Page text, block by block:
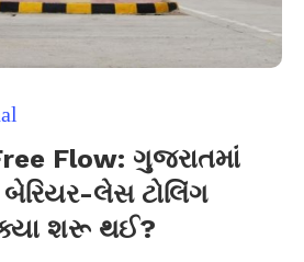
Flow: ગુજરાતમાં
લેસ ટોલિંગ
શરૂ થઈ?